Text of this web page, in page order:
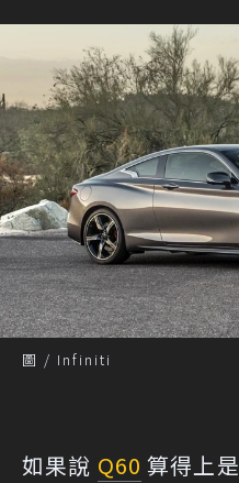
圖 / Infiniti
如果說 Q60 算得上是